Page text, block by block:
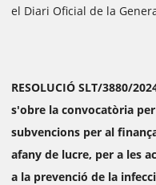
el Diari Oficial de la
RESOLUCIÓ SLT/3880/
s'obre la convocatòria
subvencions per al
afany de lucre, per a les
a la prevenció de la